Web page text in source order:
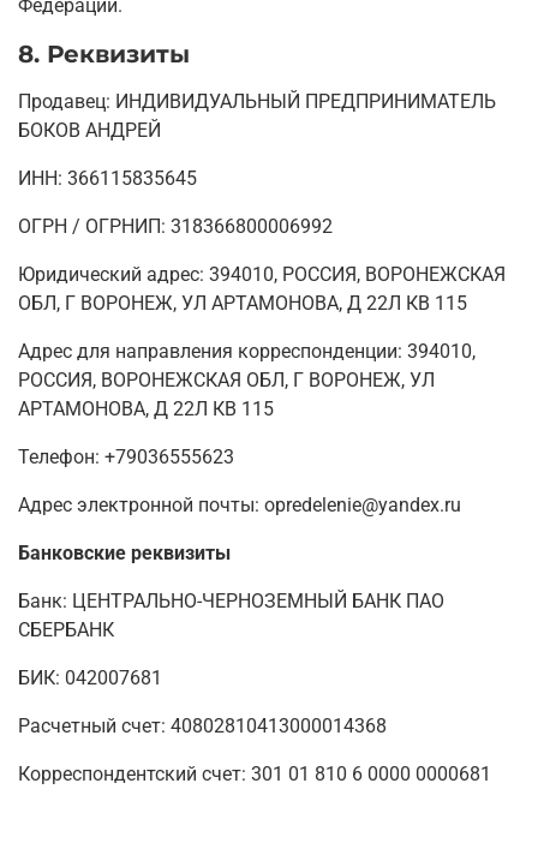
Федерации.
8. Реквизиты
Продавец: ИНДИВИДУАЛЬНЫЙ ПРЕДПРИНИМАТЕЛЬ
БОКОВ АНДРЕЙ
ИНН: 366115835645
ОГРН / ОГРНИП: 318366800006992
Юридический адрес: 394010, РОССИЯ, ВОРОНЕЖСКАЯ
ОБЛ, Г ВОРОНЕЖ, УЛ АРТАМОНОВА, Д 22Л КВ 115
Адрес для направления корреспонденции: 394010,
РОССИЯ, ВОРОНЕЖСКАЯ ОБЛ, Г ВОРОНЕЖ, УЛ
АРТАМОНОВА, Д 22Л КВ 115
Телефон: +79036555623
Адрес электронной почты: opredelenie@yandex.ru
Банковские реквизиты
Банк: ЦЕНТРАЛЬНО-ЧЕРНОЗЕМНЫЙ БАНК ПАО
СБЕРБАНК
БИК: 042007681
Расчетный счет: 40802810413000014368
Корреспондентский счет: 301 01 810 6 0000 0000681